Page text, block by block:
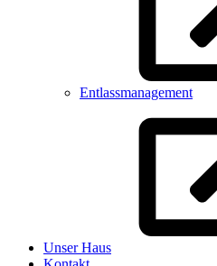
Entlassmanagement
Unser Haus